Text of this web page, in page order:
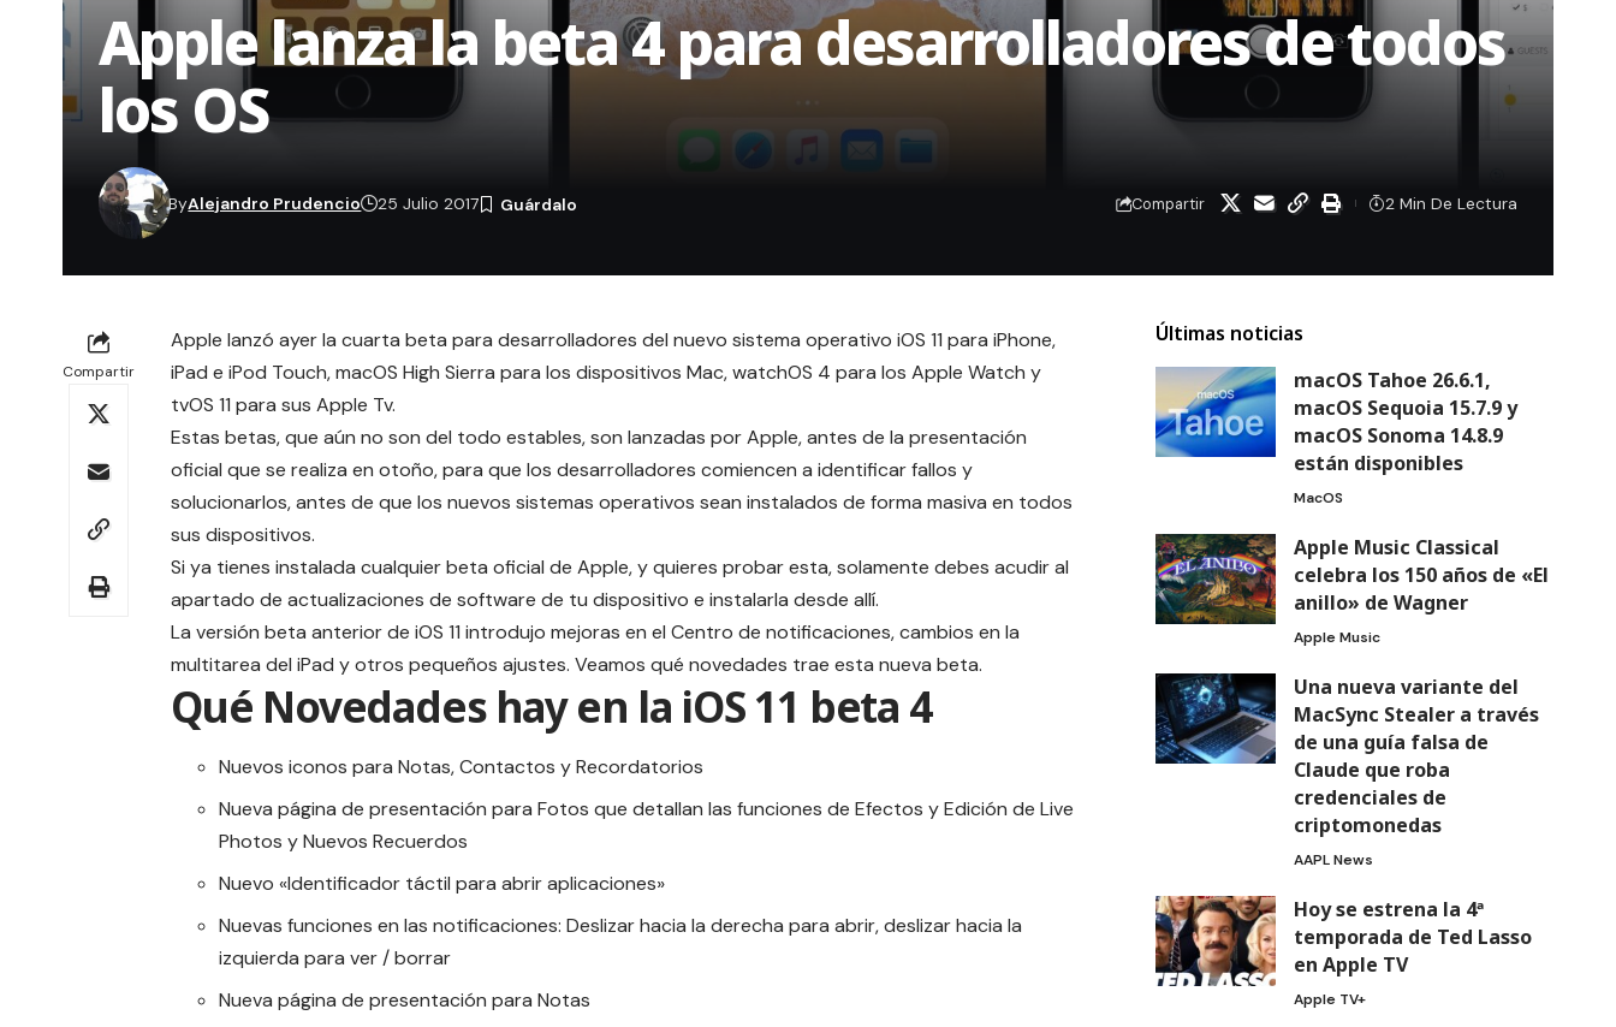
Apple lanza la beta 4 para desarrolladores de todos
los OS
ByAlejandro Prudencio 25 Julio 2017 Compartir 2 Min De Lectura
Compartir
Apple lanzó ayer la cuarta beta para desarrolladores del nuevo sistema operativo iOS 11 para iPhone,
iPad e iPod Touch, macOS High Sierra para los dispositivos Mac, watchOS 4 para los Apple Watch y
tvOS 11 para sus Apple Tv.
Estas betas, que aún no son del todo estables, son lanzadas por Apple, antes de la presentación
oficial que se realiza en otoño, para que los desarrolladores comiencen a identificar fallos y
solucionarlos, antes de que los nuevos sistemas operativos sean instalados de forma masiva en todos
sus dispositivos.
Si ya tienes instalada cualquier beta oficial de Apple, y quieres probar esta, solamente debes acudir al
apartado de actualizaciones de software de tu dispositivo e instalarla desde allí.
La versión beta anterior de iOS 11 introdujo mejoras en el Centro de notificaciones, cambios en la
multitarea del iPad y otros pequeños ajustes. Veamos qué novedades trae esta nueva beta.
Qué Novedades hay en la iOS 11 beta 4
Nuevos iconos para Notas, Contactos y Recordatorios
Nueva página de presentación para Fotos que detallan las funciones de Efectos y Edición de Live
Photos y Nuevos Recuerdos
Nuevo «Identificador táctil para abrir aplicaciones»
Nuevas funciones en las notificaciones: Deslizar hacia la derecha para abrir, deslizar hacia la
izquierda para ver / borrar
Nueva página de presentación para Notas
Últimas noticias
macOS Tahoe 26.6.1,
macOS Sequoia 15.7.9 y
macOS Sonoma 14.8.9
están disponibles
MacOS
Apple Music Classical
celebra los 150 años de «El
anillo» de Wagner
Apple Music
Una nueva variante del
MacSync Stealer a través
de una guía falsa de
Claude que roba
credenciales de
criptomonedas
AAPL News
Hoy se estrena la 4ª
temporada de Ted Lasso
en Apple TV
Apple TV+